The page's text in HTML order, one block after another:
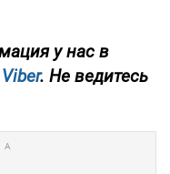
у нас в
Viber. Не ведитесь